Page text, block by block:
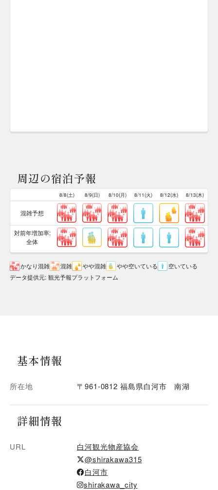
周辺の宿泊予報
8/8(土) 8/9(日) 8/10(月) 8/11(火) 8/12(水) 8/13(木)
混雑予想
対前年増加率:
全体
かなり混雑 混雑 やや混雑 やや空いている
空いている
データ提供元: 観光予報プラットフォーム
基本情報
所在地 〒961-0812 福島県白河市 南湖
詳細情報
URL
白河観光物産協会
@shirakawa315
白河市
shirakawa_city